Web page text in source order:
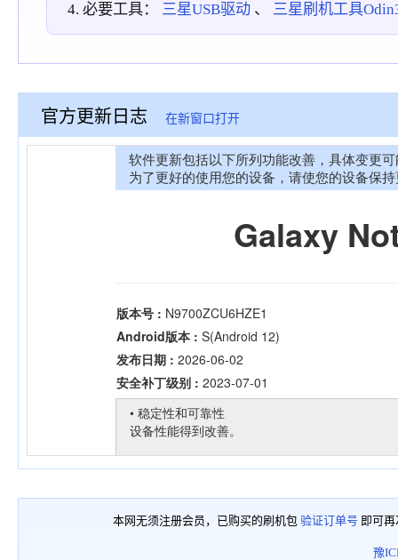
必要工具： 三星USB驱动 、 三星刷机工具
官方更新日志 在新窗口打开
本网无须注册会员，已购买的刷机包 验证订单号 即可
豫